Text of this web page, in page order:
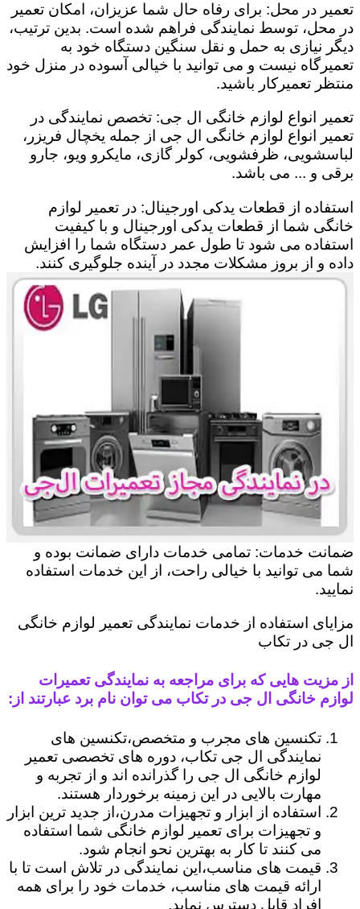
تعمیر در محل: برای رفاه حال شما عزیزان، امکان تعمیر
در محل، توسط نمایندگی فراهم شده است. بدین ترتیب،
دیگر نیازی به حمل و نقل سنگین دستگاه خود به
تعمیرگاه نیست و می توانید با خیالی آسوده در منزل خود
منتظر تعمیرکار باشید.
تعمیر انواع لوازم خانگی ال جی: تخصص نمایندگی در
تعمیر انواع لوازم خانگی ال جی از جمله یخچال فریزر،
لباسشویی، ظرفشویی، کولر گازی، مایکرو ویو، جارو
برقی و ... می باشد.
استفاده از قطعات یدکی اورجینال: در تعمیر لوازم
خانگی شما از قطعات یدکی اورجینال و با کیفیت
استفاده می شود تا طول عمر دستگاه شما را افزایش
داده و از بروز مشکلات مجدد در آینده جلوگیری کنند.
ضمانت خدمات: تمامی خدمات دارای ضمانت بوده و
شما می توانید با خیالی راحت، از این خدمات استفاده
نمایید.
مزایای استفاده از خدمات نمایندگی تعمیر لوازم خانگی
ال جی در تکاب
از مزیت هایی که برای مراجعه به نمایندگی تعمیرات
لوازم خانگی ال جی در تکاب می توان نام برد عبارتند از:
تکنسین های مجرب و متخصص،تکنسین های
نمایندگی ال جی تکاب، دوره های تخصصی تعمیر
لوازم خانگی ال جی را گذرانده اند و از تجربه و
مهارت بالایی در این زمینه برخوردار هستند.
استفاده از ابزار و تجهیزات مدرن،از جدید ترین ابزار
و تجهیزات برای تعمیر لوازم خانگی شما استفاده
می کنند تا کار به بهترین نحو انجام شود.
قیمت های مناسب،این نمایندگی در تلاش است تا با
ارائه قیمت های مناسب، خدمات خود را برای همه
افراد قابل دسترس نماید.